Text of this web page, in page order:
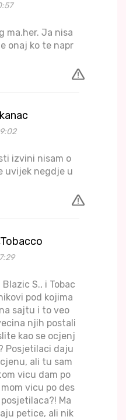
ma.her. Ja nisa
onaj ko te napr
izvini nisam o
uvijek negdje u
S., i Tobac
pod kojima
sajtu i to veo
njih postali
kao se ocjenj
Posjetilaci daju
ali tu sam
vicu dam po
vicu po des
Ma
petice, ali nik